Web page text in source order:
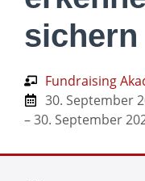
sichern
Fundraising
30. September
– 30. September